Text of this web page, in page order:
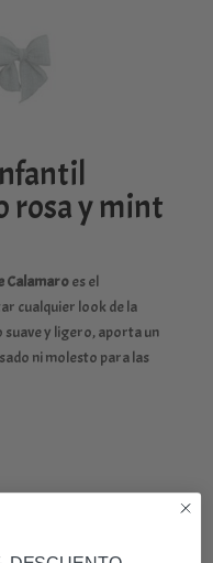
rosa y mint
Calamaroes el
cualquier look de la
suave y ligero, aporta un
ni molesto para las